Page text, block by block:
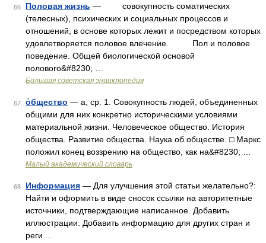
66 Половая жизнь — совокупность соматических
(телесных), психических и социальных процессов и
отношений, в основе которых лежит и посредством которых
удовлетворяется половое влечение. Пол и половое
поведение. Общей биологической основой
полового&#8230; …
Большая советская энциклопедия
67 о́бщество — а, ср. 1. Совокупность людей, объединенных
общими для них конкретно историческими условиями
материальной жизни. Человеческое общество. История
общества. Развитие общества. Наука об обществе. □ Маркс
положил конец воззрению на общество, как на&#8230; …
Малый академический словарь
68 Информация — Для улучшения этой статьи желательно?:
Найти и оформить в виде сносок ссылки на авторитетные
источники, подтверждающие написанное. Добавить
иллюстрации. Добавить информацию для других стран и
реги …